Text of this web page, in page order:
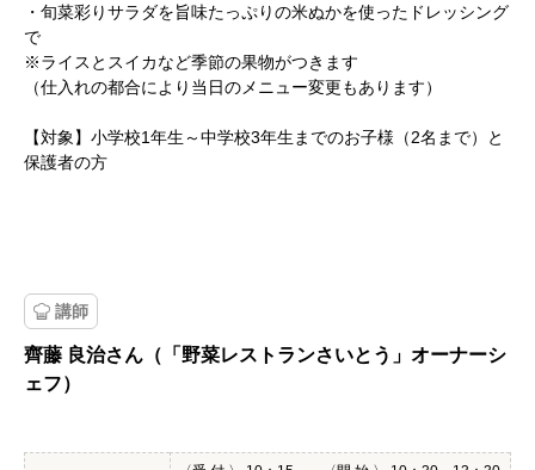
・旬菜彩りサラダを旨味たっぷりの米ぬかを使ったドレッシング
で
※ライスとスイカなど季節の果物がつきます
（仕入れの都合により当日のメニュー変更もあります）
【対象】小学校1年生～中学校3年生までのお子様（2名まで）と
保護者の方
講師
齊藤 良治さん（「野菜レストランさいとう」オーナーシ
ェフ）